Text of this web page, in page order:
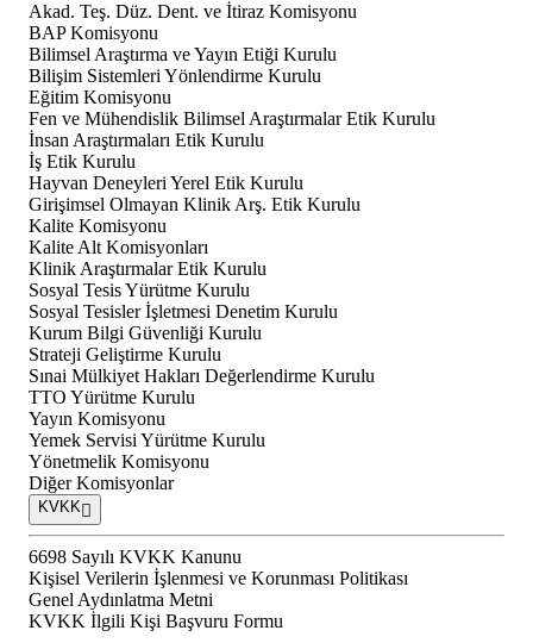
Akad. Teş. Düz. Dent. ve İtiraz Komisyonu
BAP Komisyonu
Bilimsel Araştırma ve Yayın Etiği Kurulu
Bilişim Sistemleri Yönlendirme Kurulu
Eğitim Komisyonu
Fen ve Mühendislik Bilimsel Araştırmalar Etik Kurulu
İnsan Araştırmaları Etik Kurulu
İş Etik Kurulu
Hayvan Deneyleri Yerel Etik Kurulu
Girişimsel Olmayan Klinik Arş. Etik Kurulu
Kalite Komisyonu
Kalite Alt Komisyonları
Klinik Araştırmalar Etik Kurulu
Sosyal Tesis Yürütme Kurulu
Sosyal Tesisler İşletmesi Denetim Kurulu
Kurum Bilgi Güvenliği Kurulu
Strateji Geliştirme Kurulu
Sınai Mülkiyet Hakları Değerlendirme Kurulu
TTO Yürütme Kurulu
Yayın Komisyonu
Yemek Servisi Yürütme Kurulu
Yönetmelik Komisyonu
Diğer Komisyonlar
KVKK
6698 Sayılı KVKK Kanunu
Kişisel Verilerin İşlenmesi ve Korunması Politikası
Genel Aydınlatma Metni
KVKK İlgili Kişi Başvuru Formu